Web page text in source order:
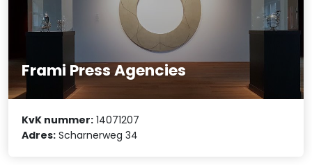
Frami Press Agencies
KvK nummer: 14071207
Adres: Scharnerweg 34